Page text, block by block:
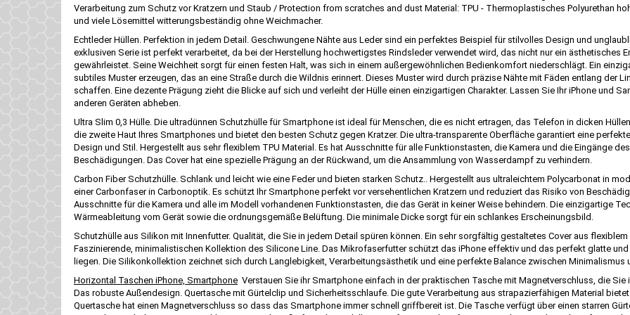
Verarbeitung zum Schutz vor Kratzern und Staub / Protection from scratches and dust Material: TPU - Thermoplastisches Polyurethan
und viele Lösemittel witterungsbeständig ohne Weichmacher.
Echtleder Hüllen. Perfektion in jedem Detail. Geschwungene Nähte aus Leder sind ein perfektes Beispiel für stilvolles Design und
exklusiven Serie ist perfekt verarbeitet, da bei der Herstellung hochwertigstes Rindsleder verwendet wird, das nicht nur ein ästhetisches
gewährleistet. Seine Weichheit sorgt für einen festen Halt, was sich in einem außergewöhnlichen Bedienkomfort niederschlägt. Ein
subtiles Muster erzeugen, das an eine Straße durch die Wildnis erinnert. Dieses Muster wird durch präzise Nähte mit Fäden entlang der
schaffen. Eine dezente Prägung zieht die Blicke auf sich und verleiht der Hülle einen einzigartigen Charakter. Lassen Sie Ihr iPhone und
anderen Geräten abheben.
Ultra Slim 0,3 Hülle. Die ultradünnen Schutzhülle für Smartphone ist ideal für Menschen, die es nicht ertragen, das Telefon in dicken
die zweite Haut Ihres Smartphones und bietet den besten Schutz gegen Kratzer. Die ultra-transparente Oberfläche garantiert eine
Design und Stil. Hergestellt aus sehr flexiblem TPU Material. Es hat Ausschnitte für alle Funktionstasten, die Kamera und die Eingänge
Beschädigungen. Das Cover hat eine spezielle Prägung an der Rückwand, um die Ansammlung von Wasserdampf zu verhindern.
Carbon Fiber Schutzhülle. Schlank und leicht wie eine Feder und bieten starken Schutz.. Hergestellt aus ultraleichtem Polycarbonat in
einer Carbonfaser in Carbonoptik. Es schützt Ihr Smartphone perfekt vor versehentlichen Kratzern und reduziert das Risiko von
Ausschnitte für die Kamera und alle im Modell vorhandenen Funktionstasten, die das Gerät in keiner Weise behindern. Die einzigartige
Wärmeableitung vom Gerät sowie die ordnungsgemäße Belüftung. Die minimale Dicke sorgt für ein schlankes Erscheinungsbild.
Schutzhülle aus Silikon mit Innenfutter. Qualität, die Sie in jedem Detail spüren können. Ein sehr sorgfältig gestaltetes Cover aus
Faszinierende, minimalistischen Kollektion des Silicone Line. Das Mikrofaserfutter schützt das iPhone effektiv und das perfekt glatte
liegen. Die Silikonkollektion zeichnet sich durch Langlebigkeit, Verarbeitungsästhetik und eine perfekte Balance zwischen Minimalismus
Horizontal Taschen iPhone, Smartphone Verstauen Sie ihr Smartphone einfach in der praktischen Tasche mit Magnetverschluss, die
Das robuste Außendesign. Quertasche mit Gürtelclip und Sicherheitsschlaufe. Die gute Verarbeitung aus strapazierfähigen Material
Quertasche hat einen Magnetverschluss so dass das Smartphone immer schnell griffbereit ist. Die Tasche verfügt über einen starren